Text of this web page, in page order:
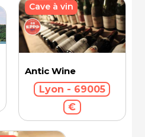
Antic Wine
Lyon - 69005
€
Cave à vin